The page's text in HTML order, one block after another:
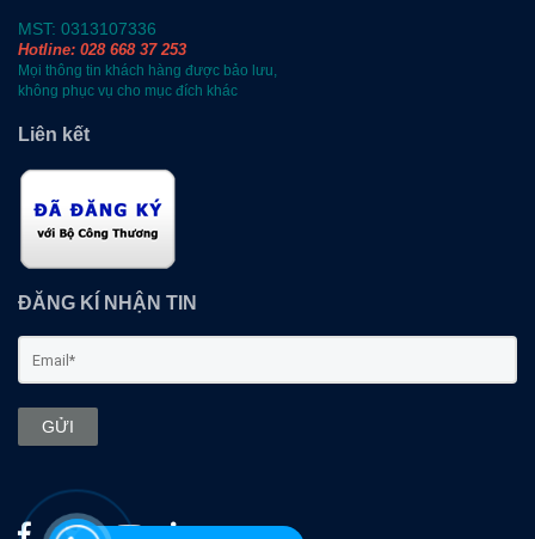
MST: 0313107336
Hotline: 028 668 37 253
Mọi thông tin khách hàng được bảo lưu,
không phục vụ cho mục đích khác
Liên kết
ĐĂNG KÍ NHẬN TIN
GỬI